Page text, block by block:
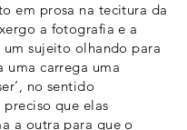
em prosa na tecitura da
a fotografia e a
sujeito olhando para
uma carrega uma
no sentido
que elas
a outra para que o